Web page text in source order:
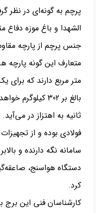
پرچم به گونه‌ای در نظر
الشهدا و باغ موزه
جنس پرچم از پارچه
ثانیه به اهتزاز در
فولادی بوده و از
سامانه نگه ‌دارنده و
دستگاه هواسنج،
کرد.
کارشناسان فنی این برج